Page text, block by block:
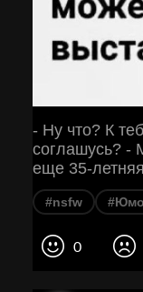
- Ну что? К
соглашусь? -
еще 35-
#nsfw
0